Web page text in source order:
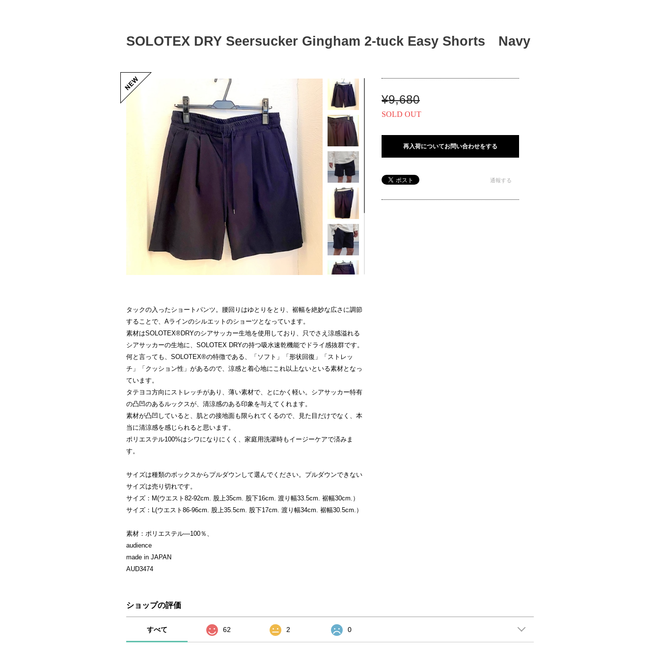
SOLOTEX DRY Seersucker Gingham 2-tuck Easy Shorts Navy
タックの入ったショートパンツ。腰回りはゆとりをとり、裾幅を絶妙な広さに調節
することで、Aラインのシルエットのショーツとなっています。
素材はSOLOTEX®DRYのシアサッカー生地を使用しており、只でさえ涼感溢れる
シアサッカーの生地に、SOLOTEX DRYの持つ吸水速乾機能でドライ感抜群です。
何と言っても、SOLOTEX®の特徴である、「ソフト」「形状回復」「ストレッ
チ」「クッション性」があるので、涼感と着心地にこれ以上ないといる素材となっ
ています。
タテヨコ方向にストレッチがあり、薄い素材で、とにかく軽い。シアサッカー特有
の凸凹のあるルックスが、清涼感のある印象を与えてくれます。
素材が凸凹していると、肌との接地面も限られてくるので、見た目だけでなく、本
当に清涼感を感じられると思います。
ポリエステル100%はシワになりにくく、家庭用洗濯時もイージーケアで済みま
す。
サイズは種類のボックスからプルダウンして選んでください。プルダウンできない
サイズは売り切れです。
サイズ：M(ウエスト82-92cm. 股上35cm. 股下16cm. 渡り幅33.5cm. 裾幅30cm.）
サイズ：L(ウエスト86-96cm. 股上35.5cm. 股下17cm. 渡り幅34cm. 裾幅30.5cm.）
素材：ポリエステル―100％、
audience
made in JAPAN
AUD3474
¥9,680
SOLD OUT
再入荷についてお問い合わせをする
通報する
ショップの評価
すべて 62 2 0